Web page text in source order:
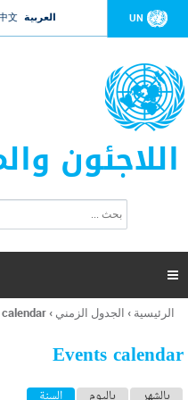
UN العربية 文
اللاجئون
ت
ر
ل
ح
ب

أنت
هنا
الرئيسية › الجدول الزمني ›
Events calendar